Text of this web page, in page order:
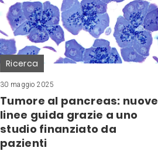
Ricerca
30 maggio 2025
Tumore al pancreas: nuove
linee guida grazie a uno
studio finanziato da
pazienti